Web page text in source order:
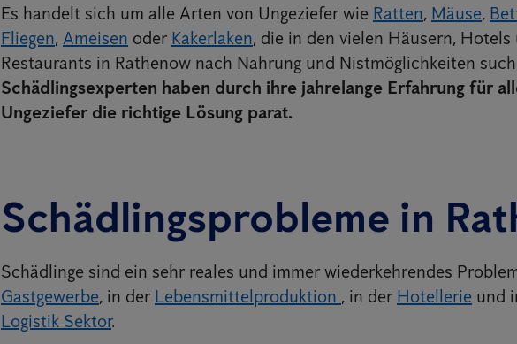
Es handelt sich um alle Arten von Ungeziefer wie Ratten, Mäuse,
Fliegen, Ameisen oder Kakerlaken, die in den vielen Häusern, Hotels
Restaurants in Rathenow nach Nahrung und Nistmöglichkeiten
Schädlingsexperten haben durch ihre jahrelange Erfahrung für
Ungeziefer die richtige Lösung parat.
Schädlingsprobleme in
Schädlinge sind ein sehr reales und immer wiederkehrendes
Gastgewerbe, in der Lebensmittelproduktion , in der Hotellerie und
Logistik Sektor.